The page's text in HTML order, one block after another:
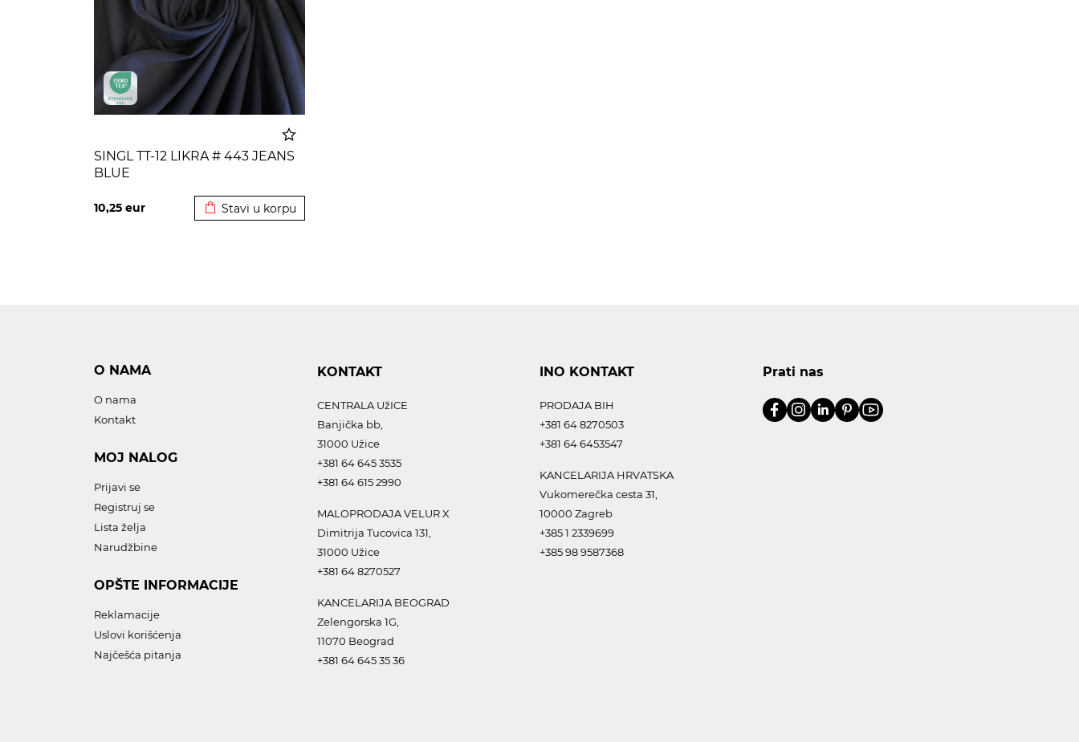
SINGL TT-12 LIKRA # 443 JEANS
BLUE
10,25 eur Stavi u korpu
O NAMA
O nama
Kontakt
MOJ NALOG
Prijavi se
Registruj se
Lista želja
Narudžbine
OPŠTE INFORMACIJE
Reklamacije
Uslovi korišćenja
Najčešća pitanja
KONTAKT
CENTRALA UžICE
Banjička bb,
31000 Užice
+381 64 645 3535
+381 64 615 2990
MALOPRODAJA VELUR X
Dimitrija Tucovica 131,
31000 Užice
+381 64 8270527
KANCELARIJA BEOGRAD
Zelengorska 1G,
11070 Beograd
+381 64 645 35 36
INO KONTAKT
PRODAJA BIH
+381 64 8270503
+381 64 6453547
KANCELARIJA HRVATSKA
Vukomerečka cesta 31,
10000 Zagreb
+385 1 2339699
+385 98 9587368
Prati nas